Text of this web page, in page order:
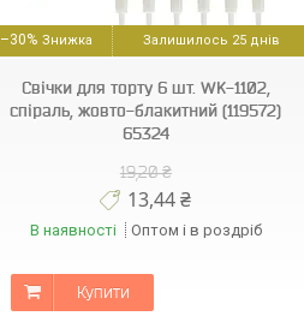
–30% Залишилось 25 днів
Свічки для торту 6 шт. WK-1102,
спіраль, жовто-блакитний (119572)
65324
19,20 ₴
13,44 ₴
В наявності Оптом і в роздріб
Купити
6965466215327